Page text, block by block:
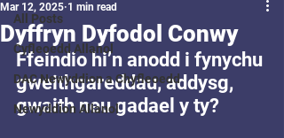
All Posts
Cyfleoedd Allanol
DAC Newyddion a Chyfleoedd
Newyddion Allanol
Dyffryn Dyfodol Conwy
Mar 12, 2025 1 min read
Ffeindio hi’n anodd i fynychu
gweithgareddau, addysg,
gwaith neu gadael y ty?